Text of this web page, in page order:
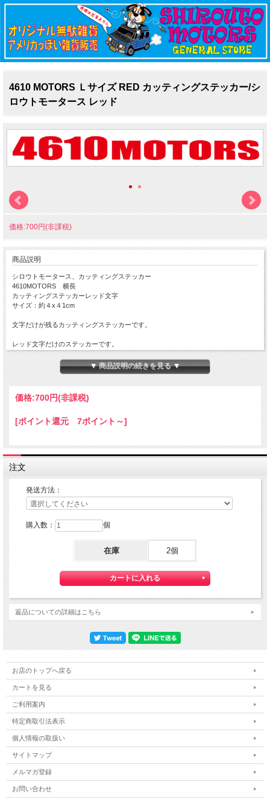
4610 MOTORS Ｌサイズ RED カッティングステッカー/シ
ロウトモータース レッド
価格:700円(非課税)
商品説明
シロウトモータース、カッティングステッカー
4610MOTORS 横長
カッティングステッカーレッド文字
サイズ：約４x４1cm
文字だけが残るカッティングステッカーです。
レッド文字だけのステッカーです。
Made in JAPAN
耐水・耐光加工済みですが、ご使用する環境、気象状況により耐久性が異なります
こと、ご理解・ご了承下さい。
★コチラの商品は『定形外郵便』 配送可能な商品になります。
定形外郵便：『利用する』をご選択下さい。
『定形外郵便』は通常の宅配便と異なり
直接ポストへ投函するお届け方法です。
宅配便のように受領印やサインのやり取りが無く、ご不在時であってもお受け取り
いただけます。
また、沖縄等の離島区域の場合でも別途送料が掛かりません。
◆ゆうパケットは配達状況の確認ができます。
お知らせしますので、日本郵便のHPにて配達状況をご確認いただけます。
◆定形郵便、定形外郵便、ゆうパケットご利用の際の注意点
※1）代金引換がご利用いただけません。
※2）紛失・破損があった場合の補償はございません。
ゆうパケットは通常の宅配便と異なり直接ポストへの投函となりますので、
配送中の損失・破損・遅延、投函後の盗難等は一切補償致しかねます。
確実な配送をご希望の方は通常配送をご利用ください。
※3）ステッカーと、他の商品の同梱は承れません。凹み傷防止の為
定形郵便、定形外郵便、ゆうパケット対象商品と宅配便商品をお買い上げの場合、
送料は宅配便料金を適用させていただきます。
※4）お届け日・時間指定はご利用いただけません。
商品発送から、お届けまでに約３～４日のお時間をいただきます。
※5）送料は改めてお知らせします。
ご注文確認後、改めて送料を含めた合計金額お知らせします。
▼ 商品説明の続きを見る ▼
価格:700円(非課税)
[ポイント還元 7ポイント～]
注文
発送方法：
購入数： 個
在庫 2個
返品についての詳細はこちら
お店のトップへ戻る
カートを見る
ご利用案内
特定商取引法表示
個人情報の取扱い
サイトマップ
メルマガ登録
お問い合わせ